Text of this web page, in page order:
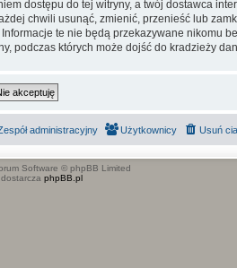
dostępu do tej witryny, a twój dostawca
chwili usunąć, zmienić, przenieść lub
te nie będą przekazywane nikomu
podczas których może dojść do kradzieży
Usuń
Użytkownicy
administracyjny
Software © phpBB Limited
phpBB.pl